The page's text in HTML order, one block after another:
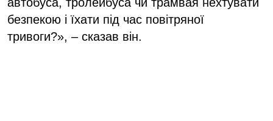
безпекою і їхати під час повітряної
тривоги?», – сказав він.